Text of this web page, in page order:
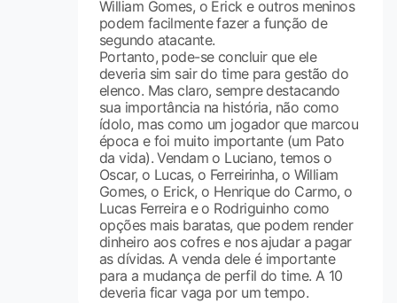
William Gomes, o Erick e outros meninos
podem facilmente fazer a função de
segundo atacante.
Portanto, pode-se concluir que ele
deveria sim sair do time para gestão do
elenco. Mas claro, sempre destacando
sua importância na história, não como
ídolo, mas como um jogador que marcou
época e foi muito importante (um Pato
da vida). Vendam o Luciano, temos o
Oscar, o Lucas, o Ferreirinha, o William
Gomes, o Erick, o Henrique do Carmo, o
Lucas Ferreira e o Rodriguinho como
opções mais baratas, que podem render
dinheiro aos cofres e nos ajudar a pagar
as dívidas. A venda dele é importante
para a mudança de perfil do time. A 10
deveria ficar vaga por um tempo.